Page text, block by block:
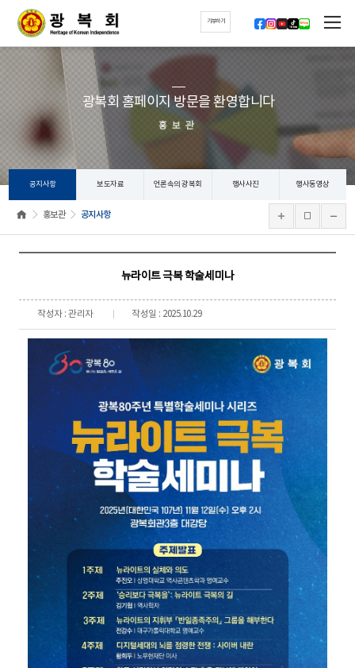
기부하기
광복회 홈페이지 방문을 환영합니다
홍보관
공지사항 보도자료 언론속의 광복회 행사사진 행사동영상
홍보관 공지사항
뉴라이트 극복 학술세미나
작성자 : 관리자 작성일 : 2025.10.29